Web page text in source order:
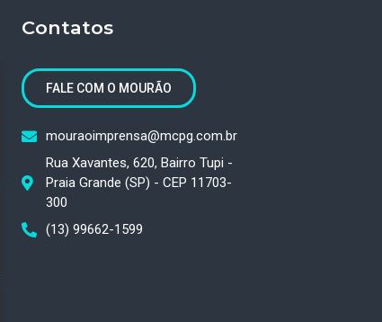
Contatos
FALE COM O MOURÃO
mouraoimprensa@mcpg.com.br
Rua Xavantes, 620, Bairro Tupi -
Praia Grande (SP) - CEP 11703-
300
(13) 99662-1599